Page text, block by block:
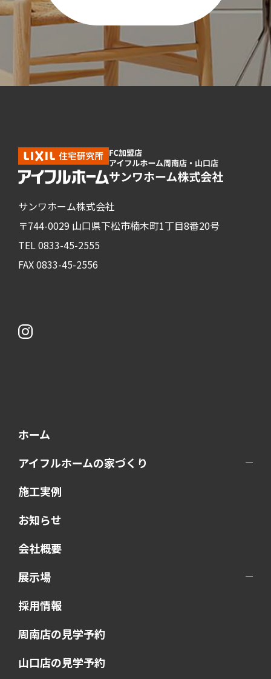
サンワホーム株式会社
〒744-0029 山口県下松市楠木町1丁目8番20号
TEL 0833-45-2555
FAX 0833-45-2556
ホーム
アイフルホームの家づくり
施工実例
お知らせ
会社概要
展示場
採用情報
周南店の見学予約
山口店の見学予約